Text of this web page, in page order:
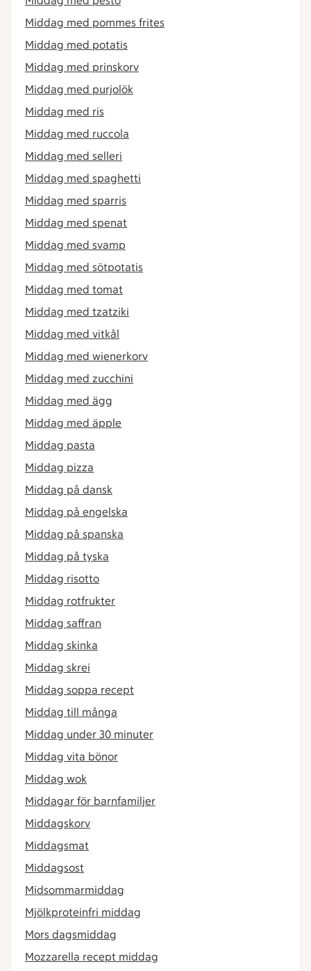
Middag med pommes frites
Middag med potatis
Middag med prinskorv
Middag med purjolök
Middag med ris
Middag med ruccola
Middag med selleri
Middag med spaghetti
Middag med sparris
Middag med spenat
Middag med svamp
Middag med sötpotatis
Middag med tomat
Middag med tzatziki
Middag med vitkål
Middag med wienerkorv
Middag med zucchini
Middag med ägg
Middag med äpple
Middag pasta
Middag pizza
Middag på dansk
Middag på engelska
Middag på spanska
Middag på tyska
Middag risotto
Middag rotfrukter
Middag saffran
Middag skinka
Middag skrei
Middag soppa recept
Middag till många
Middag under 30 minuter
Middag vita bönor
Middag wok
Middagar för barnfamiljer
Middagskorv
Middagsmat
Middagsost
Midsommarmiddag
Mjölkproteinfri middag
Mors dagsmiddag
Mozzarella recept middag